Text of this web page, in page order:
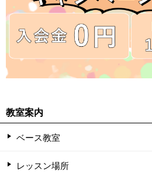
教室案内
ベース教室
レッスン場所